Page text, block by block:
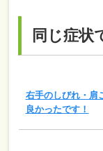
同じ症状
右手のしびれ・肩
良かったです！